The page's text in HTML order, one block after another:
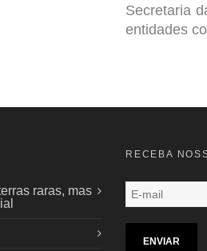
Secretaria
entidades
raras, mas
RECEBA